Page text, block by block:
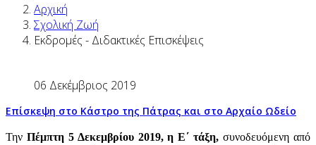
Αρχική
Σχολική Ζωή
Εκδρομές - Διδακτικές Επισκέψεις
06 Δεκέμβριος 2019
Επίσκεψη στο Κάστρο της Πάτρας και στο Αρχαίο Ωδείο
Την Πέμπτη 5 Δεκεμβρίου 2019, η Ε΄ τάξη, συνοδευόμενη από